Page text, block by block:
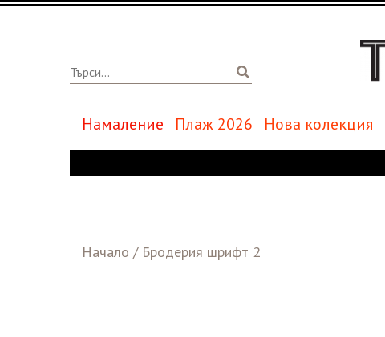
Намаление Плаж 2026 Нова колекция
Начало / Бродерия шрифт 2